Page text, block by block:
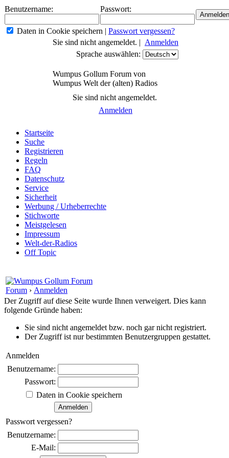
Benutzername: Passwort:
Daten in Cookie speichern | Passwort vergessen?
Sie sind nicht angemeldet. | Anmelden
Sprache auswählen:
Wumpus Gollum Forum von
Wumpus Welt der (alten) Radios
Sie sind nicht angemeldet.
Anmelden
Startseite
Suche
Registrieren
Regeln
FAQ
Datenschutz
Service
Sicherheit
Werbung / Urheberrechte
Stichworte
Meistgelesen
Impressum
Welt-der-Radios
Off Topic
Forum › Anmelden
Der Zugriff auf diese Seite wurde Ihnen verweigert. Dies kann
folgende Gründe haben:
Sie sind nicht angemeldet bzw. noch gar nicht registriert.
Der Zugriff ist nur bestimmten Benutzergruppen gestattet.
Anmelden
Benutzername:
Passwort:
Daten in Cookie speichern
Passwort vergessen?
Benutzername:
E-Mail: